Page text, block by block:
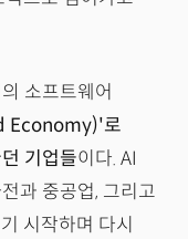
소프트웨어
Economy)'로
기업들이다. AI
과 중공업, 그리고
시작하며 다시